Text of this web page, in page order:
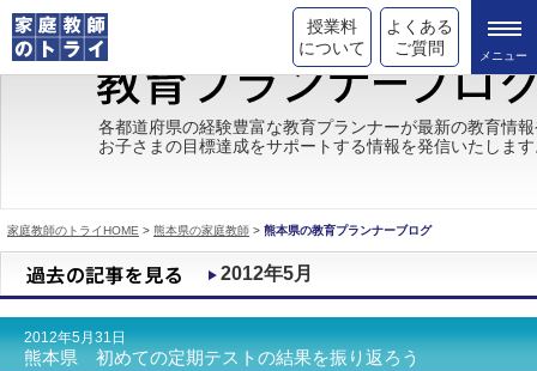
授業料
について
よくある
ご質問
トライの教育理念
成績が上がる理由
都道府県別情報
合格体験談
キャンペーン情報
各都道府県の経験豊富な教育プランナーが最新の教育情
お子さまの目標達成をサポートする情報を発信いたしま
家庭教師のトライHOME > 熊本県の家庭教師 > 熊本県の教育プランナーブログ
2012年5月
2012年5月31日
熊本県 初めての定期テストの結果を振り返ろう